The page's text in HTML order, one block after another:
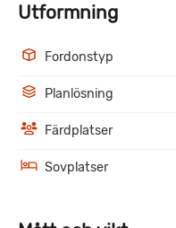
Utformning
Fordonstyp
Planlösning
Färdplatser
Sovplatser